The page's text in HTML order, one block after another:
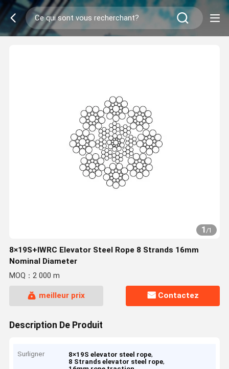
1/1
8×19S+IWRC Elevator Steel Rope 8 Strands 16mm
Nominal Diameter
MOQ：2 000 m
meilleur prix Contactez
Description De Produit
Surligner 8×19S elevator steel rope,
8 Strands elevator steel rope,